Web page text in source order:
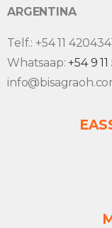
ARGENTINA
Telf.: +54 11
Whatsaap:+54 9